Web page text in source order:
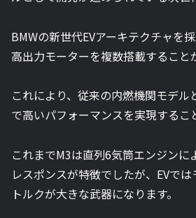
BMWの新世代EVアーキテクチャを
高出力モーターを複数搭載すること
これにより、従来の内燃機関モデル
で高いパフォーマンスを実現するこ
これまでM3は直列6気筒エンジンに
レスポンスが特徴でしたが、EVで
トルクが大きな武器になります。